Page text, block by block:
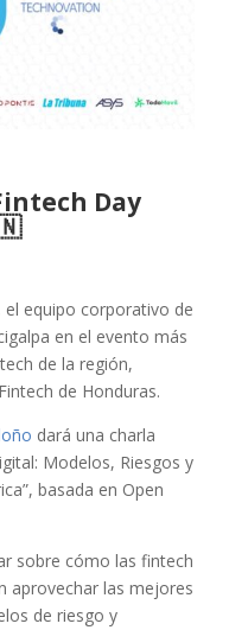
Day
el equipo corporativo de
en el evento más
de la región,
de Honduras.
dará una charla
Modelos, Riesgos y
basada en Open
sobre cómo las fintech
aprovechar las mejores
de riesgo y